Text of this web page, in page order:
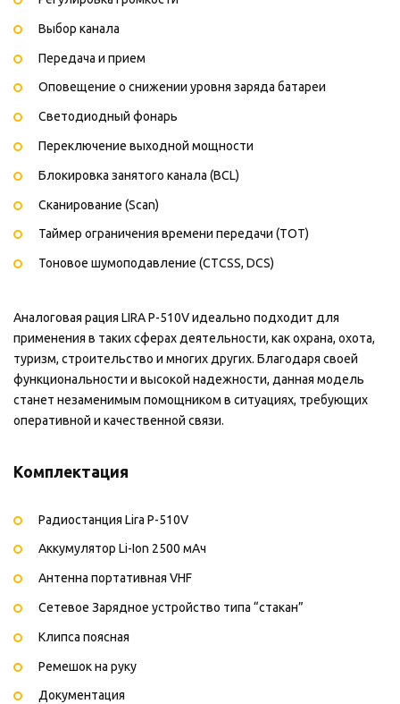
Выбор канала
Передача и прием
Оповещение о снижении уровня заряда батареи
Светодиодный фонарь
Переключение выходной мощности
Блокировка занятого канала (BCL)
Сканирование (Scan)
Таймер ограничения времени передачи (TOT)
Тоновое шумоподавление (CTCSS, DCS)
Аналоговая рация LIRA P-510V идеально подходит для
применения в таких сферах деятельности, как охрана, охота,
туризм, строительство и многих других. Благодаря своей
функциональности и высокой надежности, данная модель
станет незаменимым помощником в ситуациях, требующих
оперативной и качественной связи.
Комплектация
Радиостанция Lira P-510V
Аккумулятор Li-Ion 2500 мАч
Антенна портативная VHF
Сетевое Зарядное устройство типа “стакан”
Клипса поясная
Ремешок на руку
Документация